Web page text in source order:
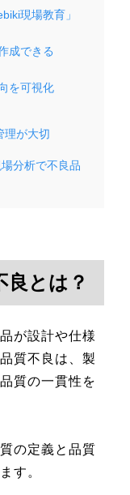
現場教育」
成できる
を可視化
理が大切
分析で不良品
良とは？
が設計や仕様
質不良は、製
質の一貫性を
の定義と品質
す。